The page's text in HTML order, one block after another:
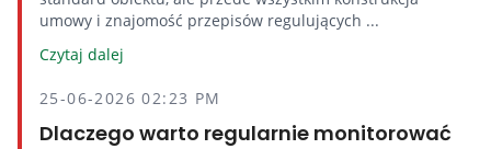
umowy i znajomość przepisów regulujących ...
Czytaj dalej
25-06-2026 02:23 PM
Dlaczego warto regularnie monitorować